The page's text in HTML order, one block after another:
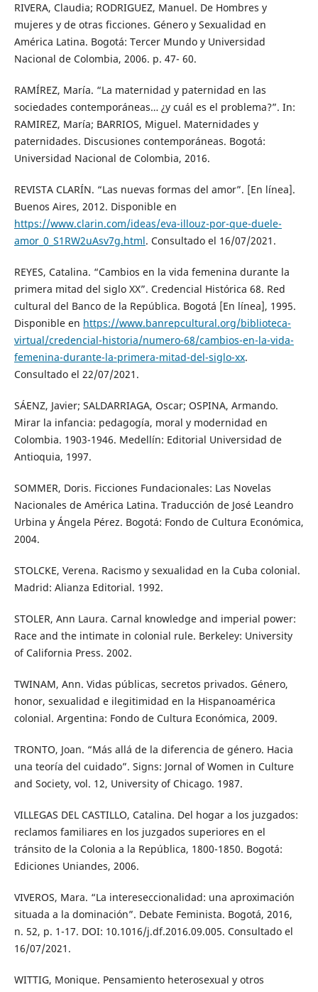
RIVERA, Claudia; RODRIGUEZ, Manuel. De Hombres y
mujeres y de otras ficciones. Género y Sexualidad en
América Latina. Bogotá: Tercer Mundo y Universidad
Nacional de Colombia, 2006. p. 47- 60.
RAMÍREZ, María. “La maternidad y paternidad en las
sociedades contemporáneas… ¿y cuál es el problema?”. In:
RAMIREZ, María; BARRIOS, Miguel. Maternidades y
paternidades. Discusiones contemporáneas. Bogotá:
Universidad Nacional de Colombia, 2016.
REVISTA CLARÍN. “Las nuevas formas del amor”. [En línea].
Buenos Aires, 2012. Disponible en
https://www.clarin.com/ideas/eva-illouz-por-que-duele-
amor_0_S1RW2uAsv7g.html. Consultado el 16/07/2021.
REYES, Catalina. “Cambios en la vida femenina durante la
primera mitad del siglo XX”. Credencial Histórica 68. Red
cultural del Banco de la República. Bogotá [En línea], 1995.
Disponible en https://www.banrepcultural.org/biblioteca-
virtual/credencial-historia/numero-68/cambios-en-la-vida-
femenina-durante-la-primera-mitad-del-siglo-xx.
Consultado el 22/07/2021.
SÁENZ, Javier; SALDARRIAGA, Oscar; OSPINA, Armando.
Mirar la infancia: pedagogía, moral y modernidad en
Colombia. 1903-1946. Medellín: Editorial Universidad de
Antioquia, 1997.
SOMMER, Doris. Ficciones Fundacionales: Las Novelas
Nacionales de América Latina. Traducción de José Leandro
Urbina y Ángela Pérez. Bogotá: Fondo de Cultura Económica,
2004.
STOLCKE, Verena. Racismo y sexualidad en la Cuba colonial.
Madrid: Alianza Editorial. 1992.
STOLER, Ann Laura. Carnal knowledge and imperial power:
Race and the intimate in colonial rule. Berkeley: University
of California Press. 2002.
TWINAM, Ann. Vidas públicas, secretos privados. Género,
honor, sexualidad e ilegitimidad en la Hispanoamérica
colonial. Argentina: Fondo de Cultura Económica, 2009.
TRONTO, Joan. “Más allá de la diferencia de género. Hacia
una teoría del cuidado”. Signs: Jornal of Women in Culture
and Society, vol. 12, University of Chicago. 1987.
VILLEGAS DEL CASTILLO, Catalina. Del hogar a los juzgados:
reclamos familiares en los juzgados superiores en el
tránsito de la Colonia a la República, 1800-1850. Bogotá:
Ediciones Uniandes, 2006.
VIVEROS, Mara. “La intereseccionalidad: una aproximación
situada a la dominación”. Debate Feminista. Bogotá, 2016,
n. 52, p. 1-17. DOI: 10.1016/j.df.2016.09.005. Consultado el
16/07/2021.
WITTIG, Monique. Pensamiento heterosexual y otros